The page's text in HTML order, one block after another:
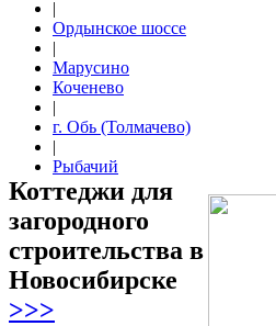
|
Ордынское шоссе
|
Марусино
Коченево
|
г. Обь (Толмачево)
|
Рыбачий
Коттеджи для
загородного
строительства в
Новосибирске
>>>